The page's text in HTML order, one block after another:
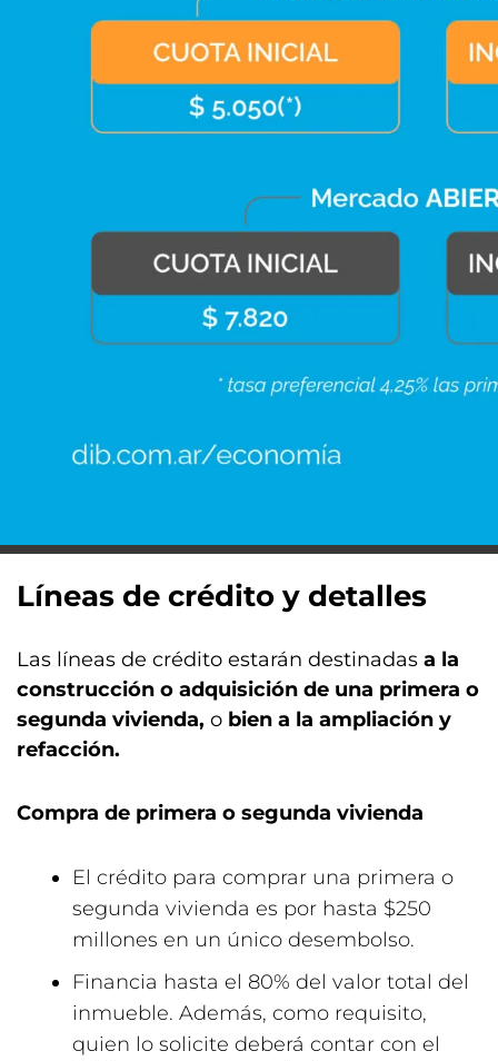
Líneas de crédito y detalles
Las líneas de crédito estarán destinadas a la
construcción o adquisición de una primera o
segunda vivienda, o bien a la ampliación y
refacción.
Compra de primera o segunda vivienda
El crédito para comprar una primera o
segunda vivienda es por hasta $250
millones en un único desembolso.
Financia hasta el 80% del valor total del
inmueble. Además, como requisito,
quien lo solicite deberá contar con el